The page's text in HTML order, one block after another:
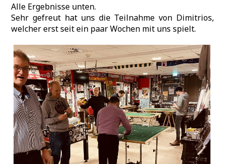
Alle Ergebnisse unten.
Sehr gefreut hat uns die Teilnahme von Dimitrios,
welcher erst seit ein paar Wochen mit uns spielt.